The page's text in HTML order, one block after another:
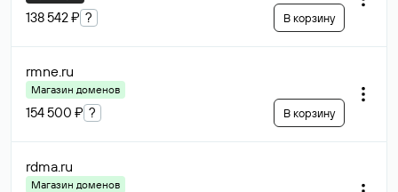
138 542 ₽ ? В корзину
rmne.ru
Магазин доменов
154 500 ₽ ? В корзину
rdma.ru
Магазин доменов